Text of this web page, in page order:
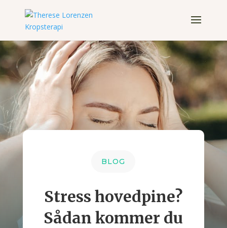
BLOG
Stress hovedpine?
Sådan kommer du